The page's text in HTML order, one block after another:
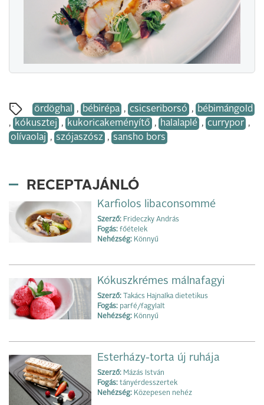
ördöghal , bébirépa , csicseriborsó , bébimángold
, kókusztej , kukoricakeményítő , halalaplé , currypor ,
olívaolaj , szójaszósz , sansho bors
RECEPTAJÁNLÓ
Karfiolos libaconsommé
Szerző: Frideczky András
Fogás: főételek
Nehézség: Könnyű
Kókuszkrémes málnafagyi
Szerző: Takács Hajnalka dietetikus
Fogás: parfé/fagylalt
Nehézség: Könnyű
Esterházy-torta új ruhája
Szerző: Mázás István
Fogás: tányérdesszertek
Nehézség: Közepesen nehéz